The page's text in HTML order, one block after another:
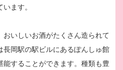
ます。
いしいお酒がたくさん造られて
長岡駅の駅ビルにあるぽんしゅ館
することができます。種類も豊